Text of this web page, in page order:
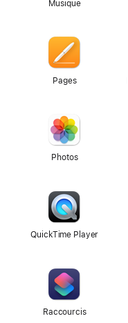
Musique
Pages
Photos
QuickTime Player
Raccourcis